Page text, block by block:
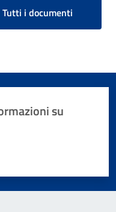
Tutti i documenti
su